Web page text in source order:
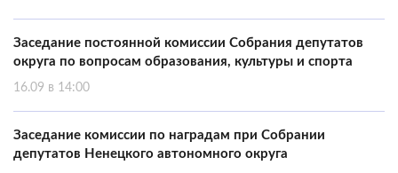
Заседание постоянной комиссии Собрания депутатов
округа по вопросам образования, культуры и спорта
16.09 в 14:00
Заседание комиссии по наградам при Собрании
депутатов Ненецкого автономного округа